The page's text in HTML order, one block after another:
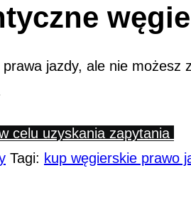
jazdy, ale nie
celu uzyskania zapytania
Tagi: kup węgierskie prawo